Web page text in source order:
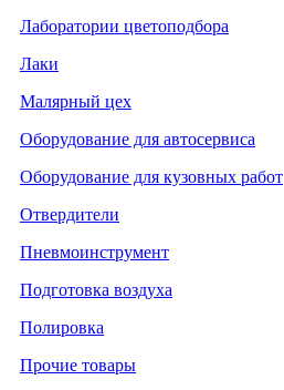
Лаборатории цветоподбора
Лаки
Малярный цех
Оборудование для автосервиса
Оборудование для кузовных работ
Отвердители
Пневмоинструмент
Подготовка воздуха
Полировка
Прочие товары